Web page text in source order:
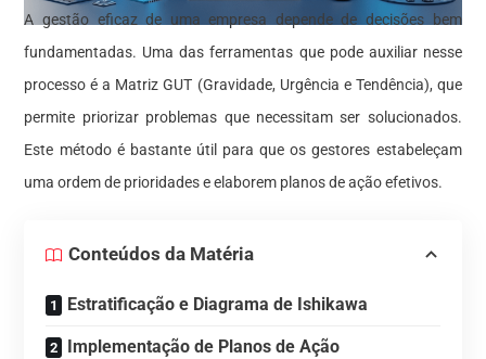
A gestão eficaz de uma empresa depende de decisões bem
fundamentadas. Uma das ferramentas que pode auxiliar nesse
processo é a Matriz GUT (Gravidade, Urgência e Tendência), que
permite priorizar problemas que necessitam ser solucionados.
Este método é bastante útil para que os gestores estabeleçam
uma ordem de prioridades e elaborem planos de ação efetivos.
Conteúdos da Matéria
Estratificação e Diagrama de Ishikawa
Implementação de Planos de Ação